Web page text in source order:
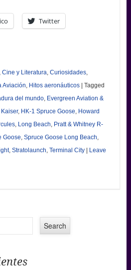
Twitter
Cine y Literatura, Curiosidades,
Aviación, Hitos aeronáuticos
Tagged
del mundo, Evergreen Aviation &
Kaiser, HK-1 Spruce Goose, Howard
, Long Beach, Pratt & Whitney R-
Goose, Spruce Goose Long Beach,
, Stratolaunch, Terminal City
Leave